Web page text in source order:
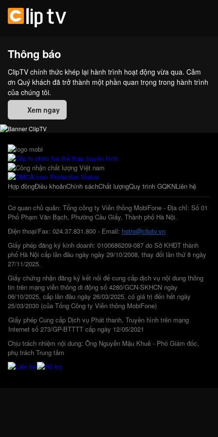
Thông báo
ClipTV chính thức khép lại hành trình hoạt động vừa qua. Cảm
ơn Quý khách đã trở thành một phần quan trọng trong hành trình
của chúng tôi.
Xem ngay
Hợp đồngĐiều khoảnChính sáchChất lượngQuy trình GQKNLiên hệ
Cơ quan chủ quản: Tổng công ty Viễn thông MobiFone - Địa chỉ: Số 01
Phố Phạm Văn Bạch, Phường Cầu Giấy, Thành phố Hà Nội.
Điện thoại/Fax: 024.37.831.800 - Email: hotro@cliptv.vn
Giấy phép đăng ký kinh doanh: 0100686209-087 do Sở KHĐT thành
phố Hà Nội cấp lần đầu ngày ngày 29/10/2008, thay đổi lần thứ 8 ngày
27/11/2025.
Giấy chứng nhận đăng ký kết nối để cung cấp dịch vụ nội dung thông
tin trên mạng viễn thông di động số 4280/GCN-SKHCN ngày
06/10/2025, cấp lần đầu ngày 26/03/2025, có giá trị đến hết ngày
25/03/2030 (của Tổng Công ty Viễn thông MobiFone)
Giấy phép Cung cấp Dịch vụ Phát thanh, Truyền hình trên mạng
Internet số 273/GP-BTTTT cấp ngày 12/05/2021
Chịu trách nhiệm nội dung: Ông Nguyễn Mậu Khuê - Phó Giám đốc,
phụ trách Trung tâm